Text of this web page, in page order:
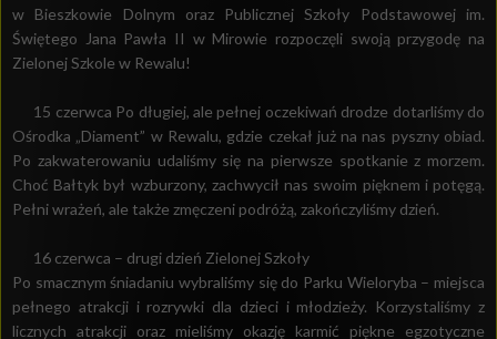
w Bieszkowie Dolnym oraz Publicznej Szkoły Podstawowej im.
Świętego Jana Pawła II w Mirowie rozpoczęli swoją przygodę na
Zielonej Szkole w Rewalu!
15 czerwca Po długiej, ale pełnej oczekiwań drodze dotarliśmy do
Ośrodka „Diament” w Rewalu, gdzie czekał już na nas pyszny obiad.
Po zakwaterowaniu udaliśmy się na pierwsze spotkanie z morzem.
Choć Bałtyk był wzburzony, zachwycił nas swoim pięknem i potęgą.
Pełni wrażeń, ale także zmęczeni podróżą, zakończyliśmy dzień.
16 czerwca – drugi dzień Zielonej Szkoły
Po smacznym śniadaniu wybraliśmy się do Parku Wieloryba – miejsca
pełnego atrakcji i rozrywki dla dzieci i młodzieży. Korzystaliśmy z
licznych atrakcji oraz mieliśmy okazję karmić piękne egzotyczne